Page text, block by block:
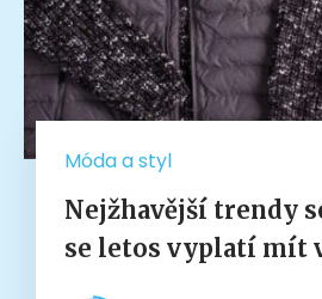
Móda a styl
Nejžhavější trendy
se letos vyplatí mít